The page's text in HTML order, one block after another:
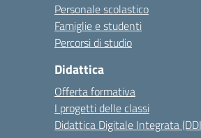
Personale scolastico
Famiglie e studenti
Percorsi di studio
Didattica
Offerta formativa
I progetti delle classi
Didattica Digitale Integrata